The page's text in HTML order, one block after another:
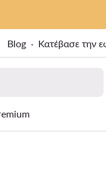
Blog Κατέβασε την